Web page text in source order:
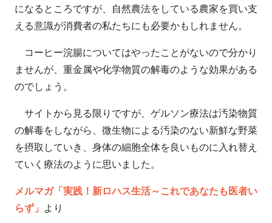
になるところですが、自然農法をしている農家を買い支
える意識が消費者の私たちにも必要かもしれません。
コーヒー浣腸についてはやったことがないので分かり
ませんが、重金属や化学物質の解毒のような効果がある
のでしょう。
サイトから見る限りですが、ゲルソン療法は汚染物質
の解毒をしながら、微生物による汚染のない新鮮な野菜
を摂取していき、身体の細胞全体を良いものに入れ替え
ていく療法のように思いました。
メルマガ「実践！新ロハス生活～これであなたも医者い
らず」 より